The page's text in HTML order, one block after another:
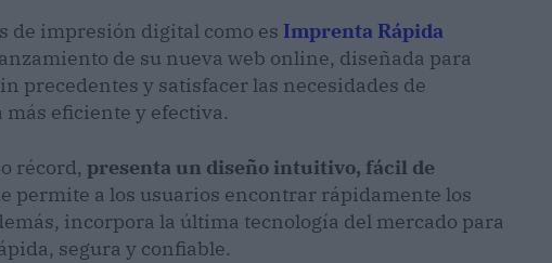
de impresión digital como es Imprenta Rápida
de su nueva web online, diseñada para
precedentes y satisfacer las necesidades de
eficiente y efectiva.
récord, presenta un diseño intuitivo, fácil de
permite a los usuarios encontrar rápidamente los
incorpora la última tecnología del mercado para
segura y confiable.